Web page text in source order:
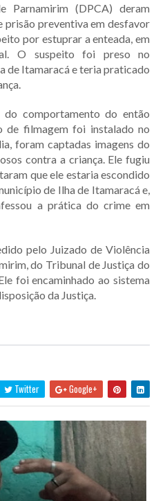
Parnamirim (DPCA) deram
prisão preventiva em desfavor
por estuprar a enteada, em
O suspeito foi preso no
de Itamaracá e teria praticado
comportamento do então
de filmagem foi instalado no
foram captadas imagens do
contra a criança. Ele fugiu
que ele estaria escondido
de Ilha de Itamaracá e,
a prática do crime em
pelo Juizado de Violência
do Tribunal de Justiça do
foi encaminhado ao sistema
da Justiça.
Twitter Google+